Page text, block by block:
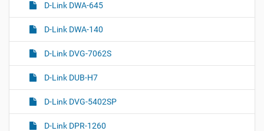
D-Link DWA-645
D-Link DWA-140
D-Link DVG-7062S
D-Link DUB-H7
D-Link DVG-5402SP
D-Link DPR-1260